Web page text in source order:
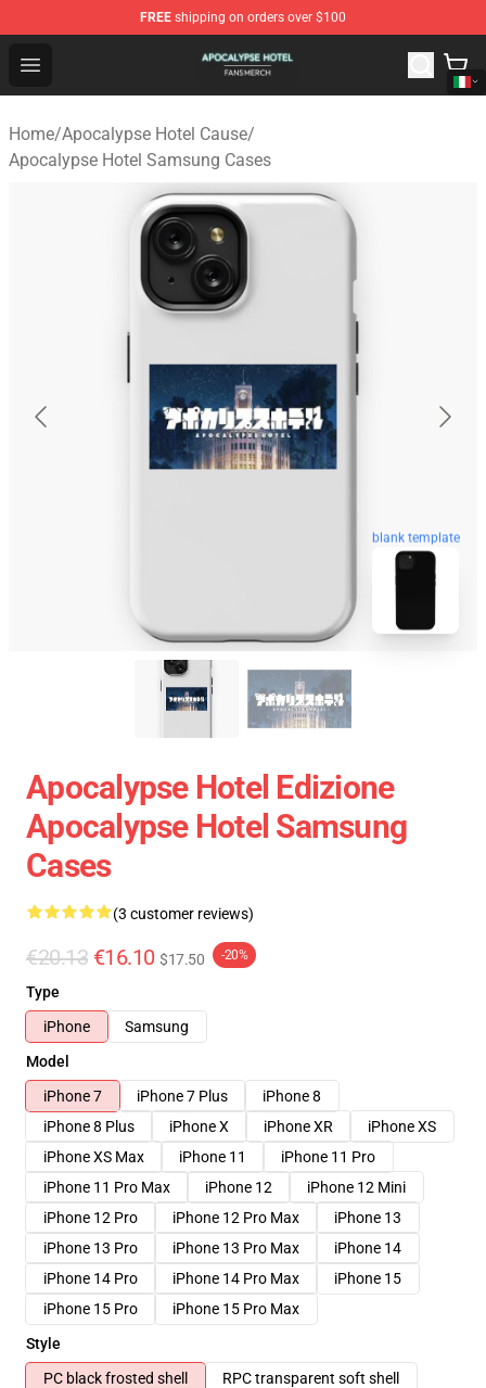
FREE shipping on orders over $100
Open menu
Apocalypse Hotel Shop - Official Apocalypse Hotel
Home/Apocalypse Hotel Cause/
Apocalypse Hotel Samsung Cases
blank template
Apocalypse Hotel Edizione
Apocalypse Hotel Samsung
Cases
(3 customer reviews)
€20.13 €16.10 $17.50 -20%
Type
iPhone
Samsung
Model
iPhone 7
iPhone 7 Plus
iPhone 8
iPhone 8 Plus
iPhone X iPhone XR
iPhone XS
iPhone XS Max
iPhone 11
iPhone 11 Pro
iPhone 11 Pro Max
iPhone 12
iPhone 12 Mini
iPhone 12 Pro
iPhone 12 Pro Max
iPhone 13
iPhone 13 Pro
iPhone 13 Pro Max
iPhone 14
iPhone 14 Pro
iPhone 14 Pro Max
iPhone 15
iPhone 15 Pro
iPhone 15 Pro Max
Style
PC black frosted shell
RPC transparent soft shell